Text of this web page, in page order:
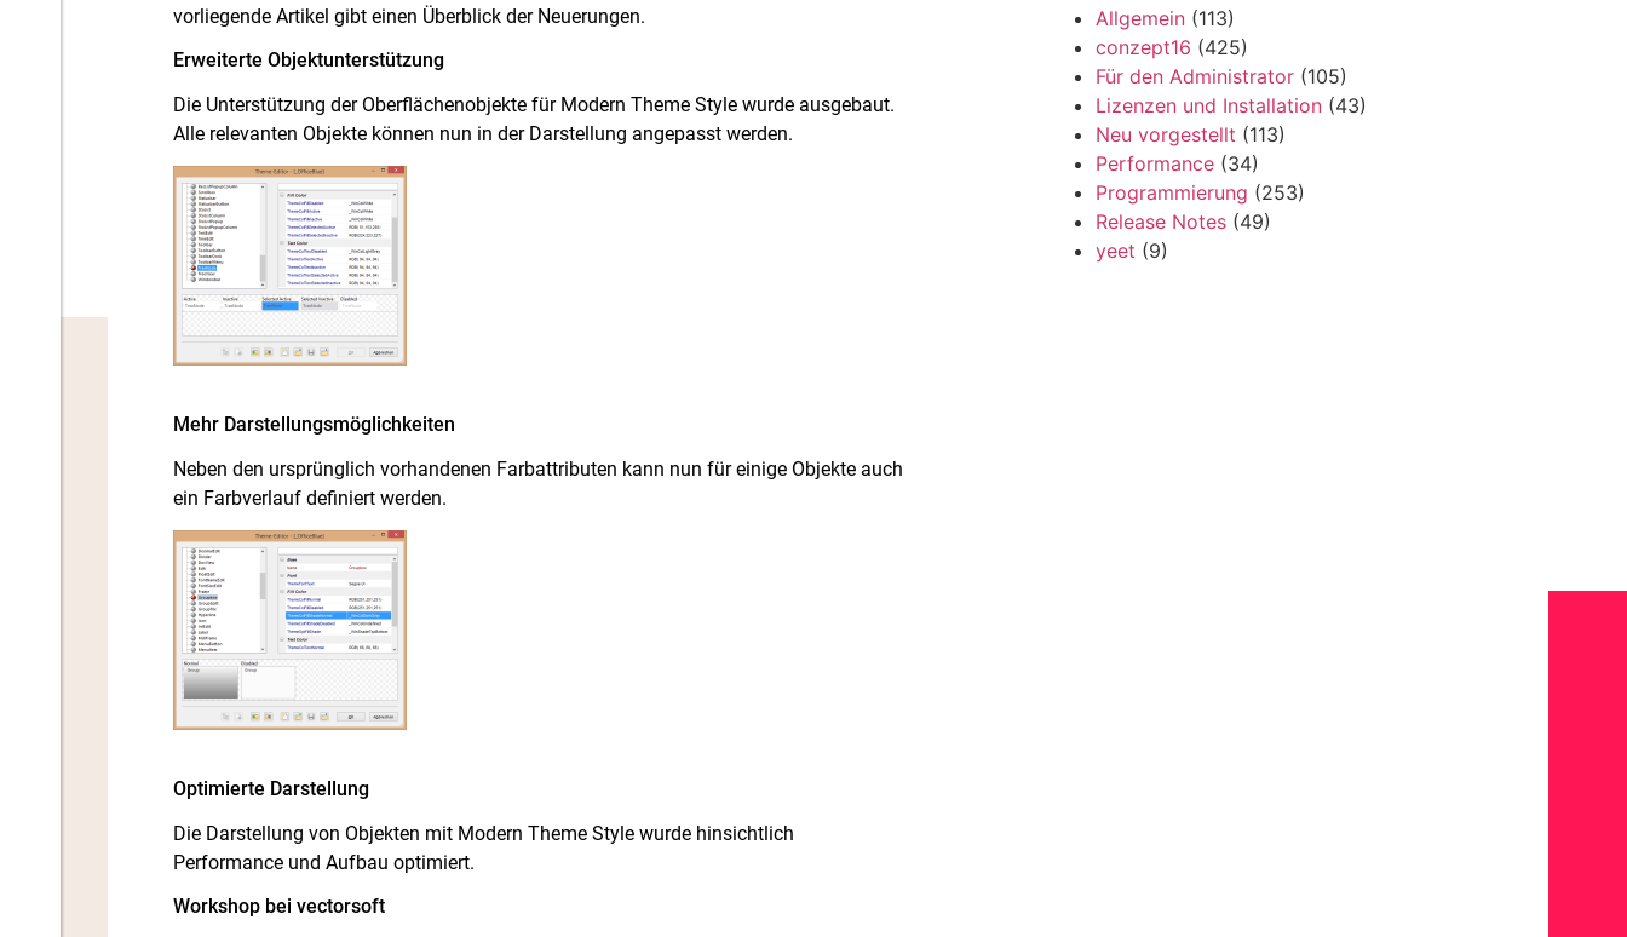
vorliegende Artikel gibt einen Überblick der Neuerungen.
Erweiterte Objektunterstützung
Die Unterstützung der Oberflächenobjekte für Modern Theme Style wurde ausgebaut.
Alle relevanten Objekte können nun in der Darstellung angepasst werden.
Mehr Darstellungsmöglichkeiten
Neben den ursprünglich vorhandenen Farbattributen kann nun für einige Objekte auch
ein Farbverlauf definiert werden.
Optimierte Darstellung
Die Darstellung von Objekten mit Modern Theme Style wurde hinsichtlich
Performance und Aufbau optimiert.
Workshop bei vectorsoft
Allgemein (113)
conzept16 (425)
Für den Administrator (105)
Lizenzen und Installation (43)
Neu vorgestellt (113)
Performance (34)
Programmierung (253)
Release Notes (49)
yeet (9)